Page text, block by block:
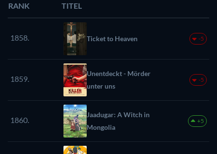
RANK TITEL
1858. Ticket to Heaven -5
1859.
Unentdeckt - Mörder
unter uns
-5
1860.
Jaadugar: A Witch in
Mongolia
+5